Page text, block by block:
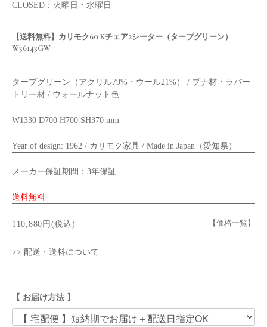
CLOSED：火曜日・水曜日
【送料無料】カリモク60 Kチェア2シーター（タープグリーン）
W36143GW
タープグリーン（アクリル79%・ウール21%） / ブナ材・ラバー
トリー材 / ウォールナット色
W1330 D700 H700 SH370 mm
Year of design: 1962 / カリモク家具 / Made in Japan（愛知県）
メーカー保証期間：3年保証
送料無料
110,880円(税込) 【価格一覧】
>> 配送・送料について
【 お届け方法 】